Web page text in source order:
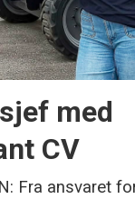
med
CV
Fra ansvaret